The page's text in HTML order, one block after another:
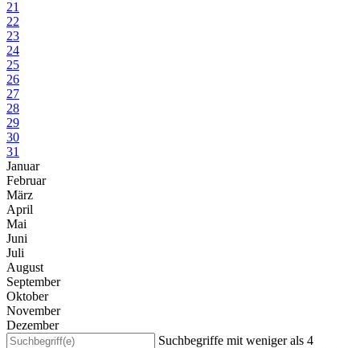
21
22
23
24
25
26
27
28
29
30
31
Januar
Februar
März
April
Mai
Juni
Juli
August
September
Oktober
November
Dezember
Suchbegriffe mit weniger als 4